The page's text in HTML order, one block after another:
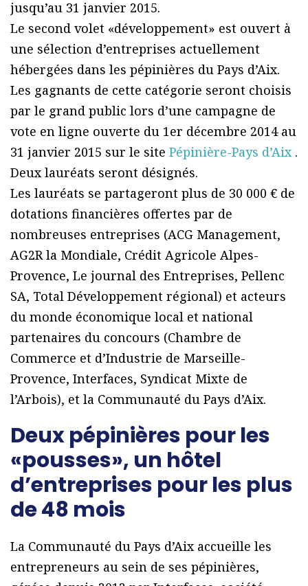
jusqu’au 31 janvier 2015.
Le second volet «développement» est ouvert à
une sélection d’entreprises actuellement
hébergées dans les pépinières du Pays d’Aix.
Les gagnants de cette catégorie seront choisis
par le grand public lors d’une campagne de
vote en ligne ouverte du 1er décembre 2014 au
31 janvier 2015 sur le site Pépinière-Pays d’Aix .
Deux lauréats seront désignés.
Les lauréats se partageront plus de 30 000 € de
dotations financières offertes par de
nombreuses entreprises (ACG Management,
AG2R la Mondiale, Crédit Agricole Alpes-
Provence, Le journal des Entreprises, Pellenc
SA, Total Développement régional) et acteurs
du monde économique local et national
partenaires du concours (Chambre de
Commerce et d’Industrie de Marseille-
Provence, Interfaces, Syndicat Mixte de
l’Arbois), et la Communauté du Pays d’Aix.
Deux pépinières pour les
«pousses», un hôtel
d’entreprises pour les plus
de 48 mois
La Communauté du Pays d’Aix accueille les
entrepreneurs au sein de ses pépinières,